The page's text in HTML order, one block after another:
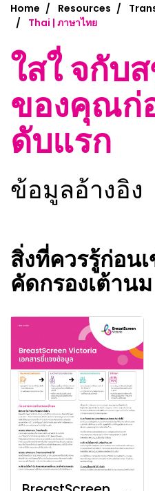
Home Resources
Thai | ภาษาไทย
ใสใ่ จกับ
ของคุณก่
ดับแรก
ข้อมูลอ้างอิง
สิ่งที่ควรรู้ก่อน
คัดกรองเต้านม